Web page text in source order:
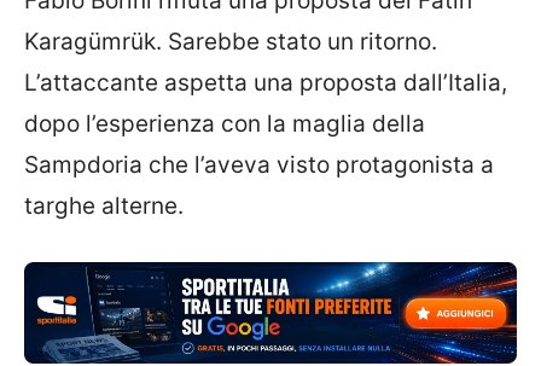
Karagümrük. Sarebbe stato un ritorno.
L’attaccante aspetta una proposta dall’Italia,
dopo l’esperienza con la maglia della
Sampdoria che l’aveva visto protagonista a
targhe alterne.